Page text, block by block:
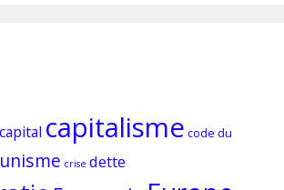
capital capitalisme code du
crise dette